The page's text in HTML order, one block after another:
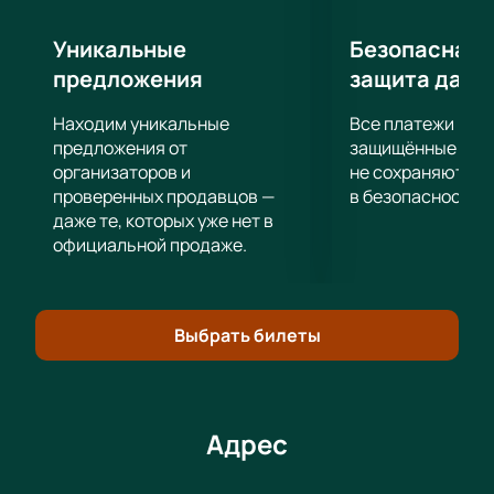
Уникальные
предложения
Находим уникальные
предложения от
организаторов и
проверенных продавцов —
даже те, которых уже нет в
официальной продаже.
Безопасная
защита
Все платежи
защищённые
не сохраняются
в безопасности.
Выбрать билеты
Адрес